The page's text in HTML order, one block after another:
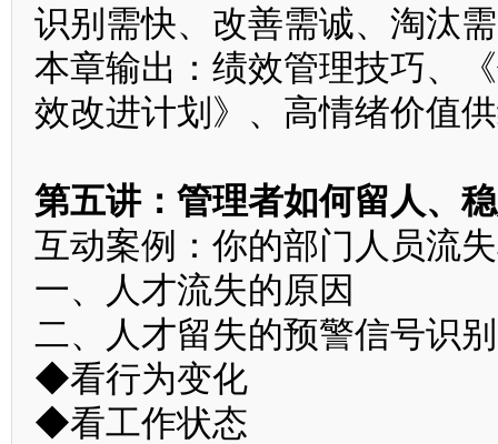
识别需快、改善需诚、淘汰
本章输出：绩效管理技巧、
效改进计划》、高情绪价值
第五讲：管理者如何留人、
互动案例：你的部门人员流
一、人才流失的原因
二、人才留失的预警信号识别
◆看行为变化
◆看工作状态